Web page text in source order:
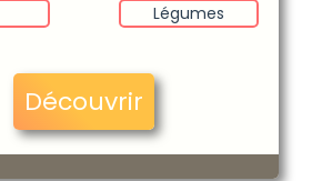
Légumes
Découvrir